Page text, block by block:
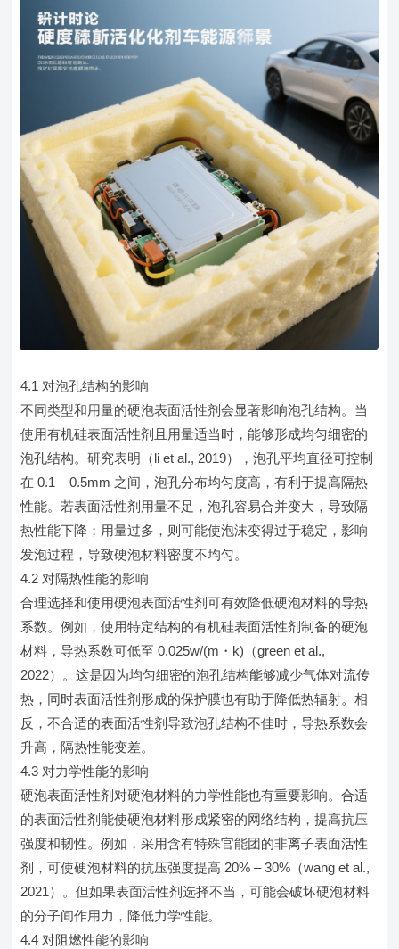
4.1 对泡孔结构的影响
不同类型和用量的硬泡表面活性剂会显著影响泡孔结构。当
使用有机硅表面活性剂且用量适当时，能够形成均匀细密的
泡孔结构。研究表明（li et al., 2019），泡孔平均直径可控制
在 0.1 – 0.5mm 之间，泡孔分布均匀度高，有利于提高隔热
性能。若表面活性剂用量不足，泡孔容易合并变大，导致隔
热性能下降；用量过多，则可能使泡沫变得过于稳定，影响
发泡过程，导致硬泡材料密度不均匀。
4.2 对隔热性能的影响
合理选择和使用硬泡表面活性剂可有效降低硬泡材料的导热
系数。例如，使用特定结构的有机硅表面活性剂制备的硬泡
材料，导热系数可低至 0.025w/(m・k)（green et al.,
2022）。这是因为均匀细密的泡孔结构能够减少气体对流传
热，同时表面活性剂形成的保护膜也有助于降低热辐射。相
反，不合适的表面活性剂导致泡孔结构不佳时，导热系数会
升高，隔热性能变差。
4.3 对力学性能的影响
硬泡表面活性剂对硬泡材料的力学性能也有重要影响。合适
的表面活性剂能使硬泡材料形成紧密的网络结构，提高抗压
强度和韧性。例如，采用含有特殊官能团的非离子表面活性
剂，可使硬泡材料的抗压强度提高 20% – 30%（wang et al.,
2021）。但如果表面活性剂选择不当，可能会破坏硬泡材料
的分子间作用力，降低力学性能。
4.4 对阻燃性能的影响